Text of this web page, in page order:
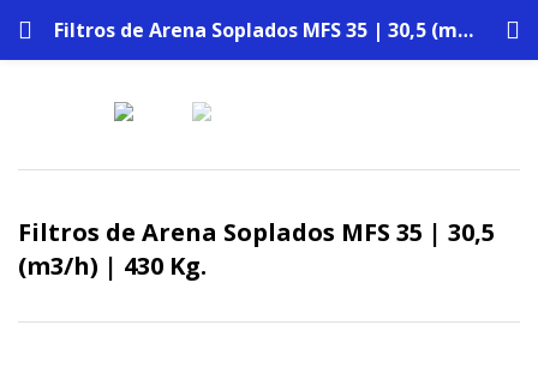
Filtros de Arena Soplados MFS 35 | 30,5 (m3/h) | 430 Kg.
Filtros de Arena Soplados MFS 35 | 30,5
(m3/h) | 430 Kg.